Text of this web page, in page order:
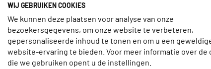
WIJ GEBRUIKEN COOKIES
We kunnen deze plaatsen voor analyse van onze
bezoekersgegevens, om onze website te verbeteren,
gepersonaliseerde inhoud te tonen en om u een
website-ervaring te bieden. Voor meer informatie over de
die we gebruiken opent u de instellingen.